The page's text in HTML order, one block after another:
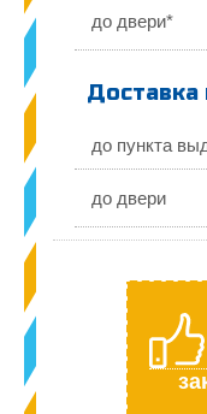
до двери*
Доставка
до пункта
до двери